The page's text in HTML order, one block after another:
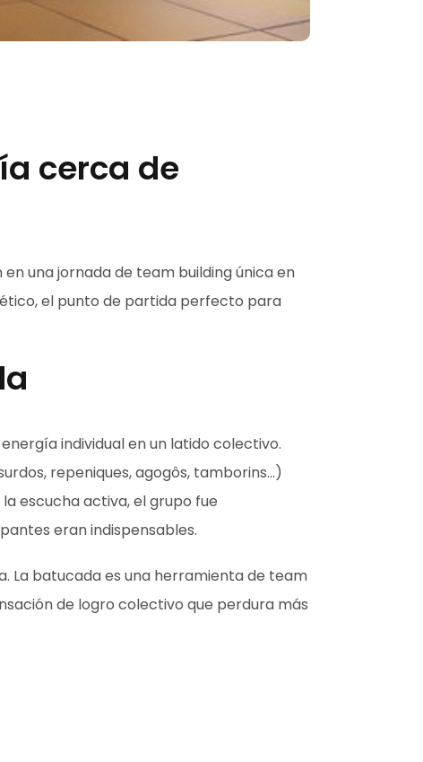
cerca de
una jornada de team building única en
el punto de partida perfecto para
individual en un latido colectivo.
repeniques, agogôs, tamborins...)
escucha activa, el grupo fue
eran indispensables.
La batucada es una herramienta de team
de logro colectivo que perdura más